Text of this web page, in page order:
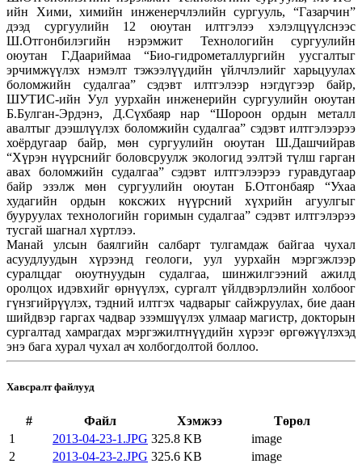
ийн Хими, химийн инженерчлэлийн сургууль, “Газарчин”
дээд сургуулийн 12 оюутан илтгэлээ хэлэлцүүлснээс
Ш.Отгонбилэгийн нэрэмжит Технологийн сургуулийн
оюутан Г.Даариймаа “Био-гидрометаллургийн уусгалтыг
эрчимжүүлэх нэмэлт тэжээлүүдийн үйлчлэлийг харьцуулах
боломжийн судалгаа” сэдэвт илтгэлээр нэгдүгээр байр,
ШУТИС-ийн Уул уурхайн инженерийн сургуулийн оюутан
Б.Булган-Эрдэнэ, Д.Сүхбаяр нар “Шороон ордын металл
авалтыг дээшлүүлэх боломжийн судалгаа” сэдэвт илтгэлээрээ
хоёрдугаар байр, мөн сургуулийн оюутан Ш.Дашчийрав
“Хүрэн нүүрснийг боловсруулж экологид ээлтэй түлш гарган
авах боломжийн судалгаа” сэдэвт илтгэлээрээ гуравдугаар
байр эзэлж мөн сургуулийн оюутан Б.Отгонбаяр “Ухаа
худагийн ордын коксжих нүүрсний хүхрийн агуулгыг
бууруулах технологийн горимын судалгаа” сэдэвт илтгэлэрээ
тусгай шагнал хүртлээ.
Манай улсын баялгийн салбарт тулгамдаж байгаа чухал
асуудлуудын хүрээнд геологи, уул уурхайн мэргэжлээр
суралцдаг оюутнуудын судалгаа, шинжилгээний ажилд
оролцох идэвхийг өрнүүлэх, сургалт үйлдвэрлэлийн холбоог
гүнзгийрүүлэх, тэдний илтгэх чадварыг сайжруулах, бие даан
шийдвэр гаргах чадвар эзэмшүүлэх улмаар магистр, докторын
сургалтад хамрагдах мэргэжилтнүүдийн хүрээг өргөжүүлэхэд
энэ бага хурал чухал ач холбогдолтой боллоо.
Хавсралт файлууд
# Файл Хэмжээ
Төрөл
1
2013-04-23-1.JPG 325.8 KB
image
2
2013-04-23-2.JPG 325.6 KB image